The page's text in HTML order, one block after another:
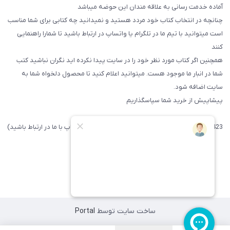
آماده خدمت رسانی به علاقه مندان این حوضه میباشد
چنانچه در انتخاب کتاب خود مردد هستید و نمیدانید چه کتابی برای شما مناسب
است میتوانید با تیم ما در تلگرام یا واتساپ در ارتباط باشید تا شما‌را راهنمایی
کنند
همچنین اگر کتاب مورد نظر خود را در سایت پیدا نکرده اید نگران نباشید کتب
شما در انبار ما موجود هست. میتوانید اعلام کنید تا محصول دلخواه شما به
سایت اضافه شود.
پیشاپیش از خرید شما سپاسگذاریم
09371742423 (لطفا فقط پیامک داده و یا از طریق واتساپ با ما در ارتباط باشید)
ساخت سایت توسط Portal